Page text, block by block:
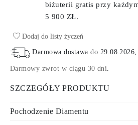
biżuterii gratis przy
5 900 ZŁ.
Dodaj do listy życzeń
Darmowa dostawa do 29.08.2026,
Darmowy zwrot w ciągu 30 dni.
SZCZEGÓŁY PRODUKTU
Pochodzenie Diamentu